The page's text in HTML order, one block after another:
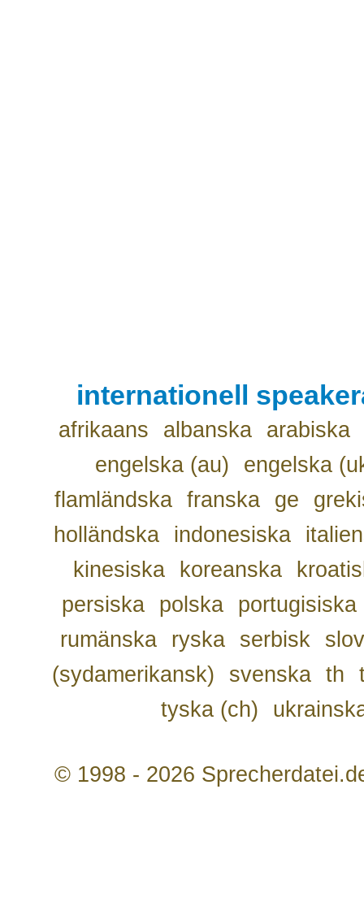
internationell
afrikaans albanska
arabiska
engelska (au)
engelska
flamländska franska ge
holländska
indonesiska
kinesiska
koreanska
persiska
polska
portugisiska
rumänska
ryska serbisk
(sydamerikansk)
svenska th
tyska (ch)
© 1998 - 2026